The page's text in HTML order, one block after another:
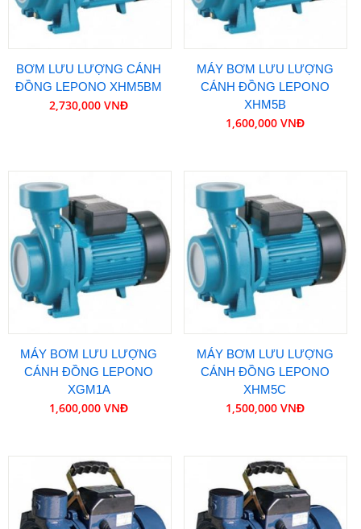
BƠM LƯU LƯỢNG CÁNH
ĐỒNG LEPONO XHM5BM
2,730,000 VNĐ
MÁY BƠM LƯU LƯỢNG
CÁNH ĐỒNG LEPONO
XHM5B
1,600,000 VNĐ
MÁY BƠM LƯU LƯỢNG
CÁNH ĐỒNG LEPONO
XGM1A
1,600,000 VNĐ
MÁY BƠM LƯU LƯỢNG
CÁNH ĐỒNG LEPONO
XHM5C
1,500,000 VNĐ